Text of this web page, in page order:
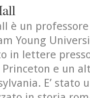
è un
Young
in lettere
e un
E’ stato